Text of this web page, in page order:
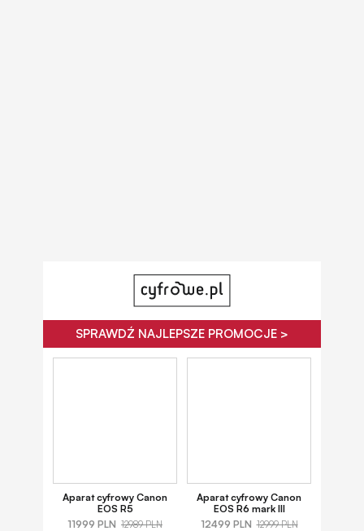
SPRAWDŹ NAJLEPSZE PROMOCJE >
Aparat cyfrowy Canon
EOS R5
11999 PLN 12989 PLN
Aparat cyfrowy Canon
EOS R6 mark III
12499 PLN 12999 PLN